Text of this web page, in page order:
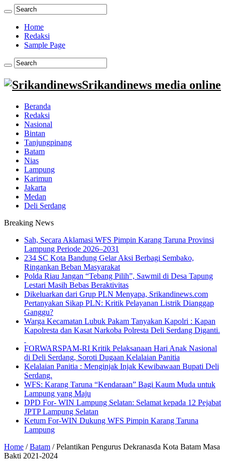
Home
Redaksi
Sample Page
Srikandinews media online
Beranda
Redaksi
Nasional
Bintan
Tanjungpinang
Batam
Nias
Lampung
Karimun
Jakarta
Medan
Deli Serdang
Breaking News
Sah, Secara Aklamasi WFS Pimpin Karang Taruna Provinsi
Lampung Periode 2026–2031
234 SC Kota Bandung Gelar Aksi Berbagi Sembako,
Ringankan Beban Masyarakat
Polda Riau Jangan “Tebang Pilih”, Sawmil di Desa Tapung
Lestari Masih Bebas Beraktivitas
Dikeluarkan dari Grup PLN Menyapa, Srikandinews.com
Pertanyakan Sikap PLN: Kritik Pelayanan Listrik Dianggap
Ganggu?
Warga Kecamatan Lubuk Pakam Tanyakan Kapolri : Kapan
Kapolresta dan Kasat Narkoba Polresta Deli Serdang Diganti.
FORWARSPAM-RI Kritik Pelaksanaan Hari Anak Nasional
di Deli Serdang, Soroti Dugaan Kelalaian Panitia
Kelalaian Panitia : Menginjak Injak Kewibawaan Bupati Deli
Serdang.
WFS: Karang Taruna “Kendaraan” Bagi Kaum Muda untuk
Lampung yang Maju
DPD For- WIN Lampung Selatan: Selamat kepada 12 Pejabat
JPTP Lampung Selatan
Ketum For-WIN Dukung WFS Pimpin Karang Taruna
Lampung
Home / Batam / Pelantikan Pengurus Dekranasda Kota Batam Masa
Bakti 2021-2024